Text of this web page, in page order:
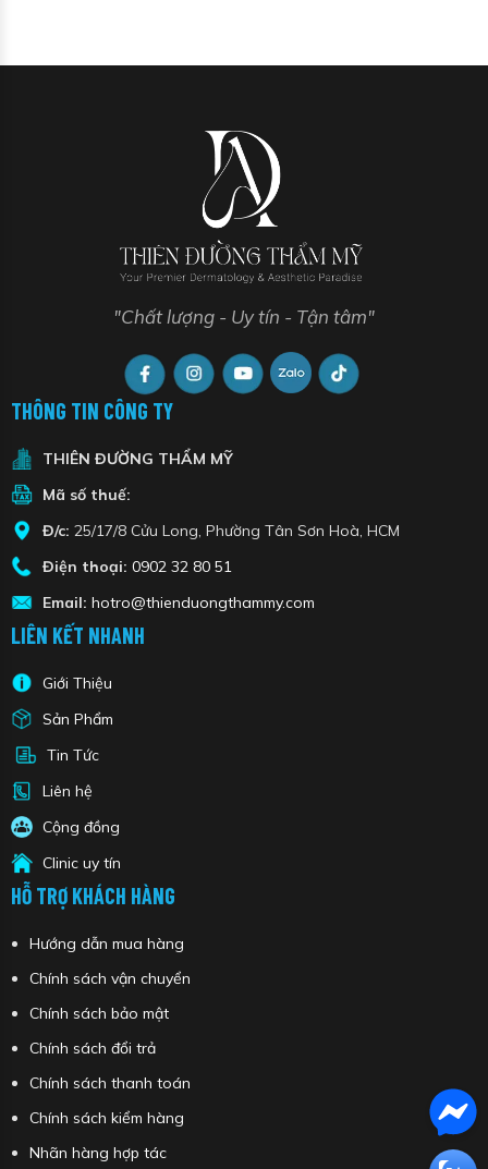
"Chất lượng - Uy tín - Tận tâm"
THÔNG TIN CÔNG TY
THIÊN ĐƯỜNG THẨM MỸ
Mã số thuế:
Đ/c: 25/17/8 Cửu Long, Phường Tân Sơn Hoà, HCM
Điện thoại: 0902 32 80 51
Email: hotro@thienduongthammy.com
LIÊN KẾT NHANH
Giới Thiệu
Sản Phẩm
Tin Tức
Liên hệ
Cộng đồng
Clinic uy tín
HỖ TRỢ KHÁCH HÀNG
Hướng dẫn mua hàng
Chính sách vận chuyển
Chính sách bảo mật
Chính sách đổi trả
Chính sách thanh toán
Chính sách kiểm hàng
Nhãn hàng hợp tác